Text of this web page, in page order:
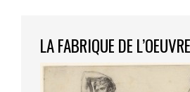
LA FABRIQUE DE L’OEUVRE